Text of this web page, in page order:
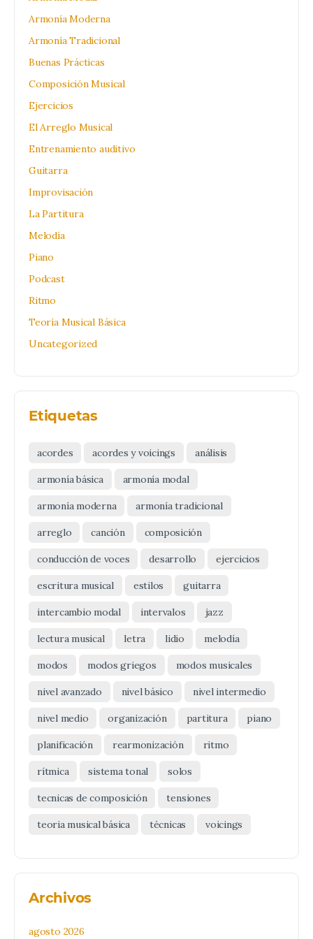
Armonía Moderna
Armonía Tradicional
Buenas Prácticas
Composición Musical
Ejercicios
El Arreglo Musical
Entrenamiento auditivo
Guitarra
Improvisación
La Partitura
Melodía
Piano
Podcast
Ritmo
Teoría Musical Básica
Uncategorized
Etiquetas
acordes acordes y voicings análisis
armonía básica armonía modal
armonía moderna armonía tradicional
arreglo canción composición
conducción de voces desarrollo ejercicios
escritura musical estilos guitarra
intercambio modal intervalos jazz
lectura musical letra lidio melodía
modos modos griegos modos musicales
nivel avanzado nivel básico nivel intermedio
nivel medio organización partitura piano
planificación rearmonización ritmo
rítmica sistema tonal solos
tecnicas de composición tensiones
teoria musical básica técnicas voicings
Archivos
agosto 2026